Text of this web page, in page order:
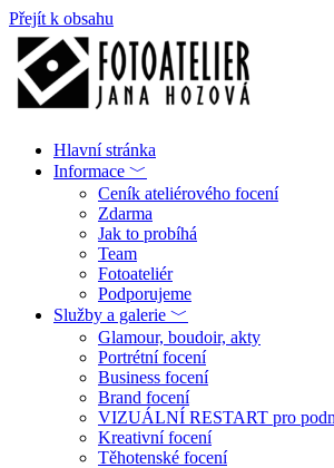
Přejít k obsahu
Hlavní stránka
Informace ﹀
Ceník ateliérového focení
Zdarma
Jak to probíhá
Team
Fotoateliér
Podporujeme
Služby a galerie ﹀
Glamour, boudoir, akty
Portrétní focení
Business focení
Brand focení
VIZUÁLNÍ RESTART pro
Kreativní focení
Těhotenské focení